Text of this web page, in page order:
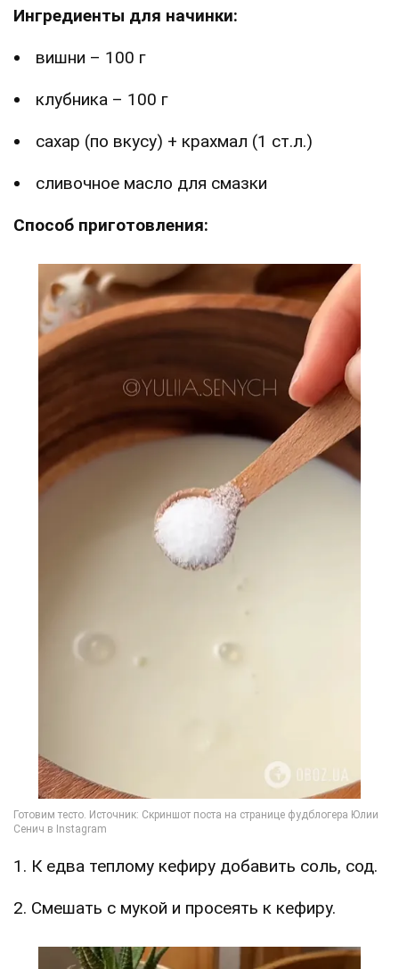
Ингредиенты для начинки:
вишни – 100 г
клубника – 100 г
сахар (по вкусу) + крахмал (1 ст.л.)
сливочное масло для смазки
Способ приготовления:
1. К едва теплому кефиру добавить соль, сод.
2. Смешать с мукой и просеять к кефиру.